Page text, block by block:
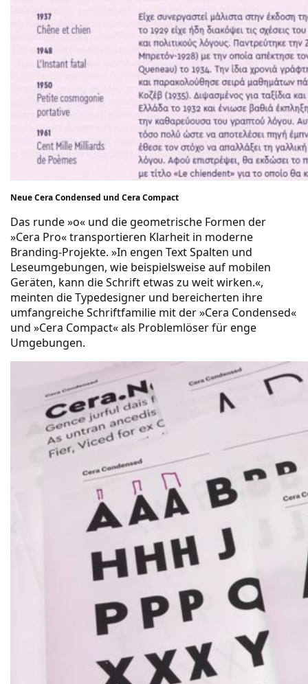
Neue Cera Condensed und Cera Compact
Das runde »o« und die geometrische Formen der
»Cera Pro« transportieren Klarheit in moderne
Branding-Projekte. »In engen Text Spalten und
Leseumgebungen, wie beispielsweise auf mobilen
Geräten, kann die Schrift etwas zu weit wirken.«,
meinten die Typedesigner und bereicherten ihre
umfangreiche Schriftfamilie mit der »Cera Condensed«
und »Cera Compact« als Problemlöser für enge
Umgebungen.